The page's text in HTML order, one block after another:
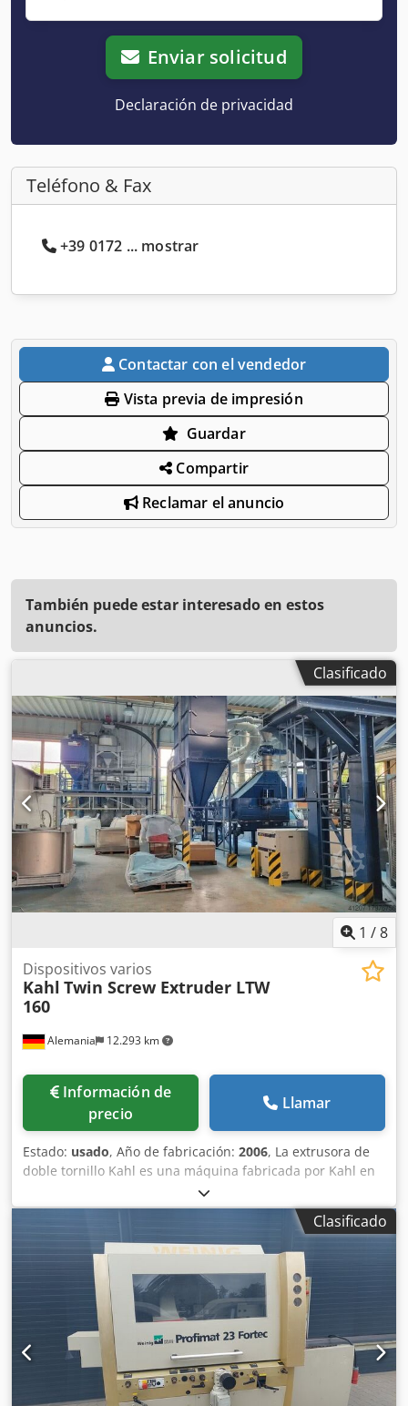
Enviar solicitud
Declaración de privacidad
Teléfono & Fax
+39 0172 ... mostrar
Contactar con el vendedor
Vista previa de impresión
Guardar
Compartir
Reclamar el anuncio
También puede estar interesado en estos
anuncios.
Clasificado
1 /8
Alemania 12.293 km
Dispositivos varios
Kahl Twin Screw Extruder LTW
160
Información de
precio
Llamar
Estado: usado, Año de fabricación: 2006, La extrusora de
doble tornillo Kahl es una máquina fabricada por Kahl en
2006. Actualmente se encuentra almacenado en Alemania
y está equipado con un contenedor de grano fino, una
descarga de grano fino, una bolsa de grano fino, una
unidad de cinta (tipo: BTK 1510-0), adición de agua,
extrusora y soplador de aire de suministro y fue revisado
en 2016. También incluye eliminación de polvo, tamiz de
tambor, extracción de polvo, embalaje final, secador de
banda, contenedor de producto, transportador de cadena
de tubo, ciclón, válvula rotativa, distribuidor, bolsa de
polvo, ventilador de escape, secador rotativo de flujo de
aire, mesa de alimentación, mezclador y un ventilador de
suministro de aire adicional y secador de banda. Los
Clasificado